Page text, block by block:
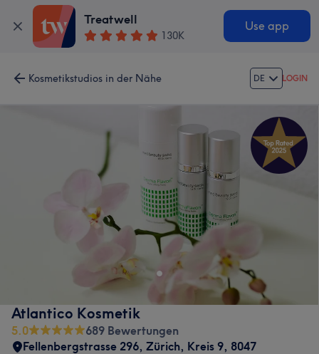
Treatwell
130K
Use app
Kosmetikstudios in der Nähe DE LOGIN
Atlantico Kosmetik
5.0
689 Bewertungen
Fellenbergstrasse 296, Zürich, Kreis 9, 8047